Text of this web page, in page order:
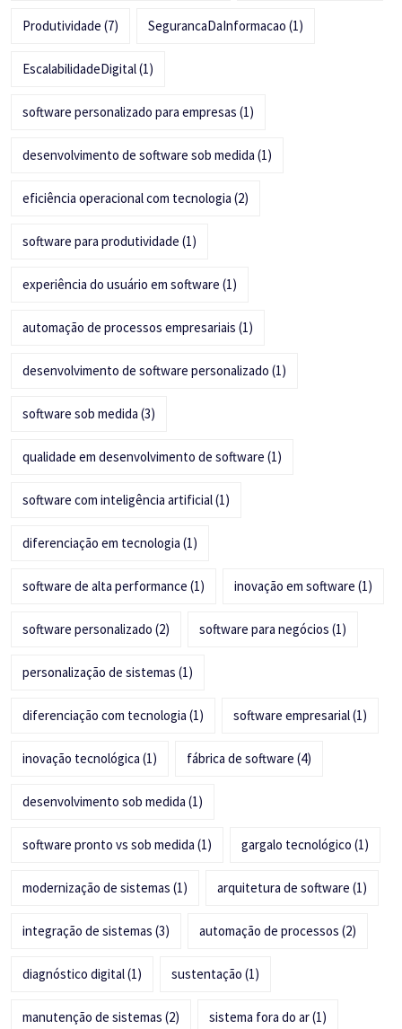
Produtividade (7) SegurancaDaInformacao (1)
EscalabilidadeDigital(1)
software personalizado para empresas (1)
desenvolvimento de software sob medida (1)
eficiência operacional com tecnologia (2)
software para produtividade (1)
experiência do usuário em software (1)
automação de processos empresariais (1)
desenvolvimento de software personalizado (1)
software sob medida (3)
qualidade em desenvolvimento de software (1)
software com inteligência artificial(1)
diferenciação em tecnologia (1)
software de alta performance (1) inovação em software (1)
software personalizado (2) software para negócios (1)
personalização de sistemas (1)
diferenciação com tecnologia (1) software empresarial(1)
inovação tecnológica (1) fábrica de software (4)
desenvolvimento sob medida (1)
software pronto vs sob medida (1) gargalo tecnológico (1)
modernização de sistemas (1) arquitetura de software (1)
integração de sistemas (3) automação de processos (2)
diagnóstico digital(1) sustentação (1)
manutenção de sistemas (2) sistema fora do ar(1)